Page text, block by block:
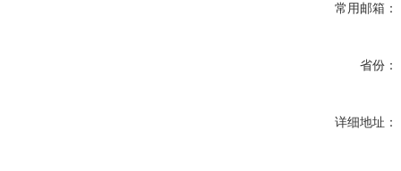
常用邮箱：
省份：
详细地址：